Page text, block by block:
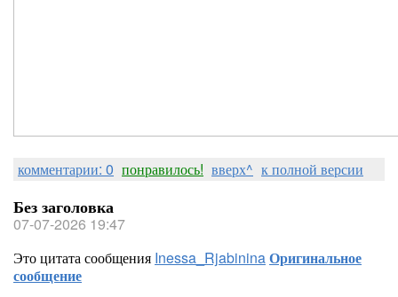
комментарии: 0 понравилось! вверх^ к полной версии
Без заголовка
07-07-2026 19:47
Это цитата сообщения Inessa_RjabininaОригинальное
сообщение